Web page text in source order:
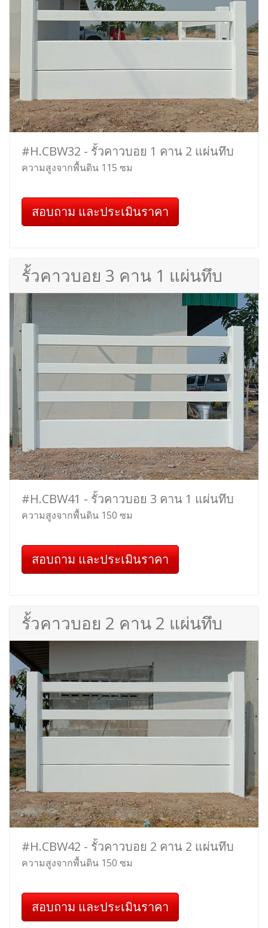
#H.CBW32 - รั้วคาวบอย 1 คาน 2 แผ่นทึบ
ความสูงจากพื้นดิน 115 ซม
สอบถาม และประเมินราคา
รั้วคาวบอย 3 คาน 1 แผ่นทึบ
#H.CBW41 - รั้วคาวบอย 3 คาน 1 แผ่นทึบ
ความสูงจากพื้นดิน 150 ซม
สอบถาม และประเมินราคา
รั้วคาวบอย 2 คาน 2 แผ่นทึบ
#H.CBW42 - รั้วคาวบอย 2 คาน 2 แผ่นทึบ
ความสูงจากพื้นดิน 150 ซม
สอบถาม และประเมินราคา